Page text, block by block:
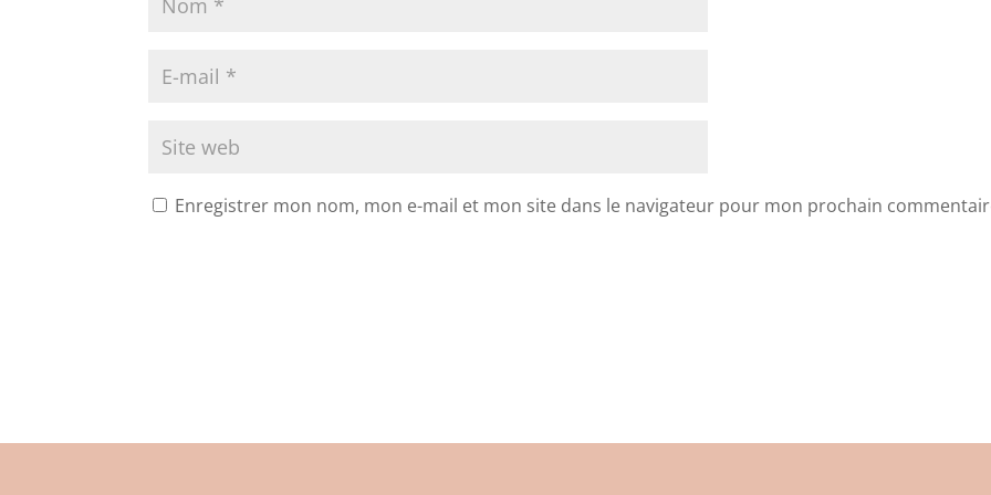
Enregistrer mon nom, mon e-mail et mon site dans le navigateur pour mon prochain